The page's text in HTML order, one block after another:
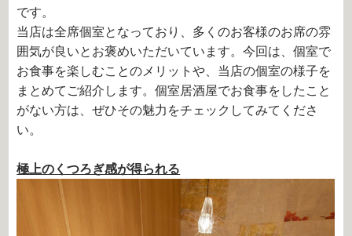
です。
当店は全席個室となっており、多くのお客様のお席の雰
囲気が良いとお褒めいただいています。今回は、個室で
お食事を楽しむことのメリットや、当店の個室の様子を
まとめてご紹介します。個室居酒屋でお食事をしたこと
がない方は、ぜひその魅力をチェックしてみてくださ
い。
極上のくつろぎ感が得られる